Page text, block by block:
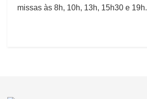
missas às 8h, 10h, 13h, 15h30 e 19h.